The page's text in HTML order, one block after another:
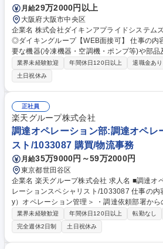
月給29万2000円以上
大阪府大阪市中央区
企業名 株式会社ダイキンアプライドシステムズ 求人名 【大阪】調達担
◎ダイキングループ【WEB面接可】 仕事の内容 空調・冷凍設備工事に必
要な機器(冷凍機器・空調機・ポンプ等)や部品
をお任せします。基本的には国内メーカーか
部海外とのやり取りも発生することもあります。 【具体的な業務】■
ライヤー選定、価格・納期交渉 ■新規契約や更
約締結） ■原価管理（コスト低減、原材料の
分析、内部統制）など 【出張頻度】年10回程
会社行事など） 【出張エリア】大阪近郊が主 募集職種 【大阪】調達担当
◎ダイキングループ【WEB面接可】
業界未経験歓迎 年間休日120日以上 退職金あり
土日祝休み
正社員
楽天グループ株式会社
調達オペレーション部:調達オペレ
スト/1033087 購買/物流事務
月給35万9000円～59万2000円
東京都世田谷区
企業名 楽天グループ株式会社 求人名 ■調達オペレーション部：調達オペ
レーションスペシャリスト/1033087 仕事の内容 ＜P2P（Procure to Pa
y）オペレーション管理＞ ・調達依頼部署か
ル・プロセス遵守の確認） ・検収・支払に関す
ステークホルダー管理＞・サプライヤー、事業
連携 ・P2Pオペレーションに関する問い合わ
＞・P2Pオペレーションの課題抽出および改
業界未経験歓迎 年間休日120日以上 転勤なし
完全週休2日制
土日祝休み